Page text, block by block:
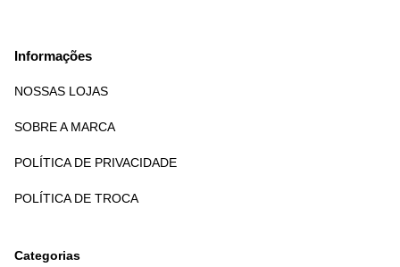
Informações
NOSSAS LOJAS
SOBRE A MARCA
POLÍTICA DE PRIVACIDADE
POLÍTICA DE TROCA
Categorias